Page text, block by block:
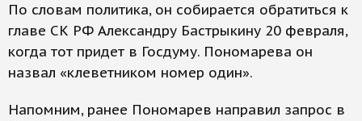
По словам политика, он собирается обратиться к
главе СК РФ Александру Бастрыкину 20 февраля,
когда тот придет в Госдуму. Пономарева он
назвал «клеветником номер один».
Напомним, ранее Пономарев направил запрос в